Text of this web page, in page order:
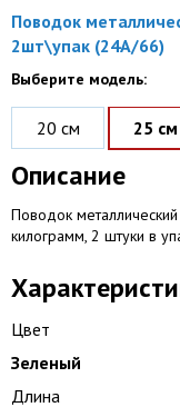
Поводок
2шт\упак (24A/66)
Выберите модель:
20 см 25 см
Описание
Поводок
килограмм, 2 штуки в
Цвет
Зеленый
Длина